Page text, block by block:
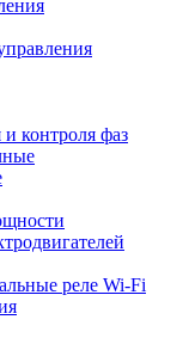
контроля фаз
реле Wi-Fi